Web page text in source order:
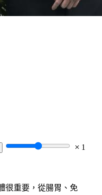
1
很重要，從腸胃、免